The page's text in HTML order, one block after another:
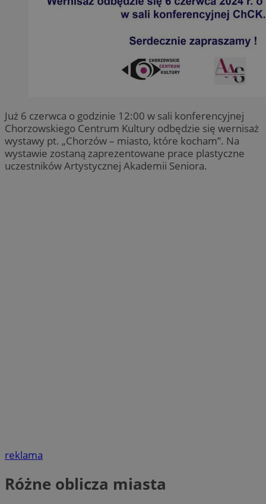
Już 6 czerwca o godzinie 12:00 w sali konferencyjnej
Chorzowskiego Centrum Kultury odbędzie się wernisaż
wystawy pt. „Chorzów – miasto, które kocham”. Na
wystawie zostaną zaprezentowane prace plastyczne
uczestników Artystycznej Akademii Seniora.
reklama
Różne oblicza miasta